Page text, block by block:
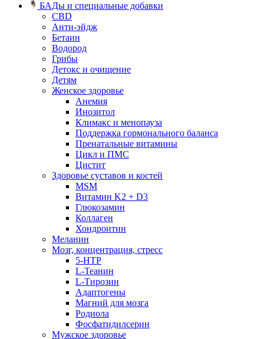
БАДы и специальные добавки
CBD
Анти-эйдж
Бетаин
Водород
Грибы
Детокс и очищение
Детям
Женское здоровье
Анемия
Инозитол
Климакс и менопауза
Поддержка гормонального баланса
Пренатальные витамины
Цикл и ПМС
Цистит
Здоровье суставов и костей
MSM
Витамин K2 + D3
Глюкозамин
Коллаген
Хондроитин
Меланин
Мозг, концентрация, стресс
5-HTP
L-Теанин
L-Тирозин
Адаптогены
Магний для мозга
Родиола
Фосфатидилсерин
Мужское здоровье